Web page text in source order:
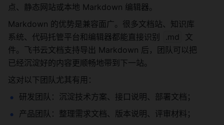
点、静态网站或本地 Markdown 编辑器。
Markdown 的优势是兼容面广。很多文档站、知识库
系统、代码托管平台和编辑器都能直接识别
.md
文
件。飞书云文档支持导出 Markdown 后，团队可以把
已经沉淀好的内容更顺畅地带到下一站。
这对以下团队尤其有用：
研发团队：沉淀技术方案、接口说明、部署文档；
产品团队：整理需求文档、版本说明、评审材料；